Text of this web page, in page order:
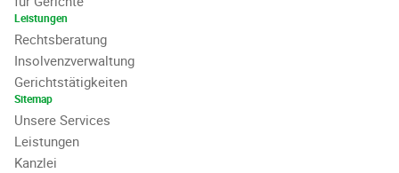
Leistungen
Rechtsberatung
Insolvenzverwaltung
Gerichtstätigkeiten
Sitemap
Unsere Services
Leistungen
Kanzlei